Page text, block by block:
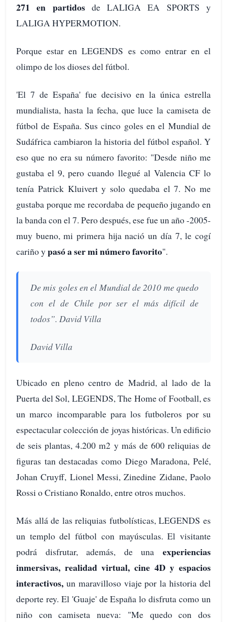
271 en partidosde LALIGA EA SPORTS y
LALIGA HYPERMOTION.
Porque estar en LEGENDS es como entrar en el
olimpo de los dioses del fútbol.
'El 7 de España' fue decisivo en la única estrella
mundialista, hasta la fecha, que luce la camiseta de
fútbol de España. Sus cinco goles en el Mundial de
Sudáfrica cambiaron la historia del fútbol español. Y
eso que no era su número favorito: "Desde niño me
gustaba el 9, pero cuando llegué al Valencia CF lo
tenía Patrick Kluivert y solo quedaba el 7. No me
gustaba porque me recordaba de pequeño jugando en
la banda con el 7. Pero después, ese fue un año -2005-
muy bueno, mi primera hija nació un día 7, le cogí
cariño ypasó a ser mi número favorito".
De mis goles en el Mundial de 2010 me quedo
con el de Chile por ser el más difícil de
todos”. David Villa
David Villa
Ubicado en pleno centro de Madrid, al lado de la
Puerta del Sol, LEGENDS, The Home of Football, es
un marco incomparable para los futboleros por su
espectacular colección de joyas históricas. Un edificio
de seis plantas, 4.200 m2 y más de 600 reliquias de
figuras tan destacadas como Diego Maradona, Pelé,
Johan Cruyff, Lionel Messi, Zinedine Zidane, Paolo
Rossi o Cristiano Ronaldo, entre otros muchos.
Más allá de las reliquias futbolísticas, LEGENDS es
un templo del fútbol con mayúsculas. El visitante
podrá disfrutar, además, de una experiencias
inmersivas, realidad virtual, cine 4D y espacios
interactivos, un maravilloso viaje por la historia del
deporte rey. El 'Guaje' de España lo disfruta como un
niño con camiseta nueva: "Me quedo con dos